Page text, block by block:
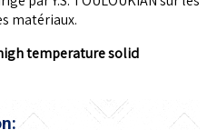
matériaux.
temperature solid